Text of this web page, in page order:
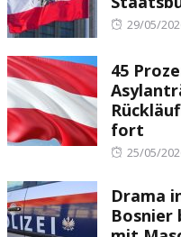
Posted
29/05/
45
fort
Posted
25/05/
Drama
Bosnier